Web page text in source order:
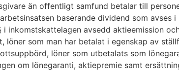
än offentligt samfund betalar till
baserande dividend som avses
inkomstskattelagen avsedd aktieemission
löner som man har betalat i egenskap av
löner som utbetalats som
om lönegaranti, aktiepremie samt